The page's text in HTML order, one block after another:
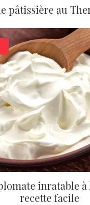
pâtissière au
inratable à
recette facile